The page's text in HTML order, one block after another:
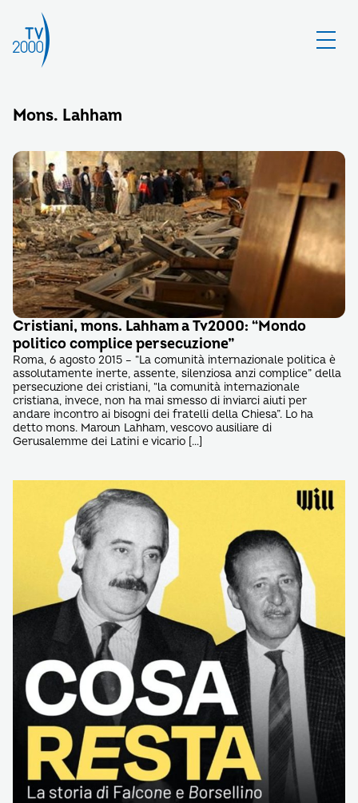
Mons. Lahham
Cristiani, mons. Lahham a Tv2000: “Mondo
politico complice persecuzione”
Roma, 6 agosto 2015 – “La comunità internazionale politica è
assolutamente inerte, assente, silenziosa anzi complice” della
persecuzione dei cristiani, “la comunità internazionale
cristiana, invece, non ha mai smesso di inviarci aiuti per
andare incontro ai bisogni dei fratelli della Chiesa”. Lo ha
detto mons. Maroun Lahham, vescovo ausiliare di
Gerusalemme dei Latini e vicario […]